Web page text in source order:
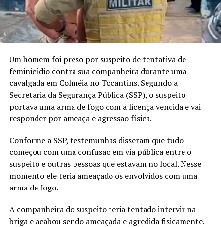
Um homem foi preso por suspeito de tentativa de
feminicídio contra sua companheira durante uma
cavalgada em Colméia no Tocantins. Segundo a
Secretaria da Segurança Pública (SSP), o suspeito
portava uma arma de fogo com a licença vencida e vai
responder por ameaça e agressão física.
Conforme a SSP, testemunhas disseram que tudo
começou com uma confusão em via pública entre o
suspeito e outras pessoas que estavam no local. Nesse
momento ele teria ameaçado os envolvidos com uma
arma de fogo.
A companheira do suspeito teria tentado intervir na
briga e acabou sendo ameaçada e agredida fisicamente.